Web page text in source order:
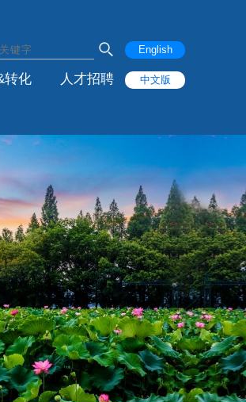
转化 人才招聘
English
中文版